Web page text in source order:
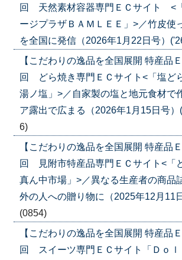
回 天然素材容器専門ＥＣサイト <
ージプラザＢＡＭＬＥＥ」>／竹皮使
を全国に発信（2026年1月22日号）
【こだわりの逸品を全国展開 特産品
回 どら焼き専門ＥＣサイト<「塩ど
湯ノ塩」>／自家製の塩と地元食材で
ア露出で広まる（2026年1月15日号）
6)
【こだわりの逸品を全国展開 特産品
回 見附市特産品専門ＥＣサイト<「
真ん中市場」>／異なる生産者の商品
外の人への贈り物に（2025年12月11
(0854)
【こだわりの逸品を全国展開 特産品
回 スイーツ専門ＥＣサイト「Ｄｏｌ